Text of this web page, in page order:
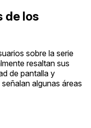
de los
sobre la serie
resaltan sus
de pantalla y
algunas áreas